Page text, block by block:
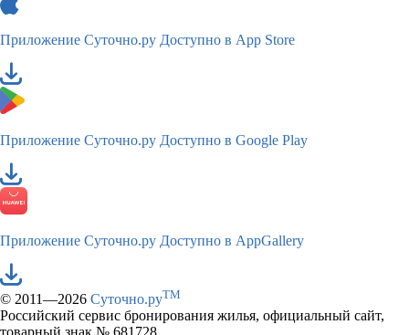
Приложение Суточно.ру Доступно в App Store
Приложение Суточно.ру Доступно в Google Play
Приложение Суточно.ру Доступно в AppGallery
© 2011—2026 Суточно.руTM
Российский сервис бронирования жилья, официальный сайт,